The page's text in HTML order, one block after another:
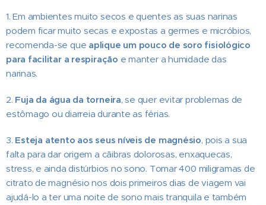
1. Em ambientes muito secos e quentes as suas narinas
podem ficar muito secas e expostas a germes e micróbios,
recomenda-se que aplique um pouco de soro fisiológico
para facilitar a respiração e manter a humidade das
narinas.
2. Fuja da água da torneira, se quer evitar problemas de
estômago ou diarreia durante as férias.
3. Esteja atento aos seus níveis de magnésio, pois a sua
falta para dar origem a cãibras dolorosas, enxaquecas,
stress, e ainda distúrbios no sono. Tomar 400 miligramas de
citrato de magnésio nos dois primeiros dias de viagem vai
ajudá-lo a ter uma noite de sono mais tranquila e também